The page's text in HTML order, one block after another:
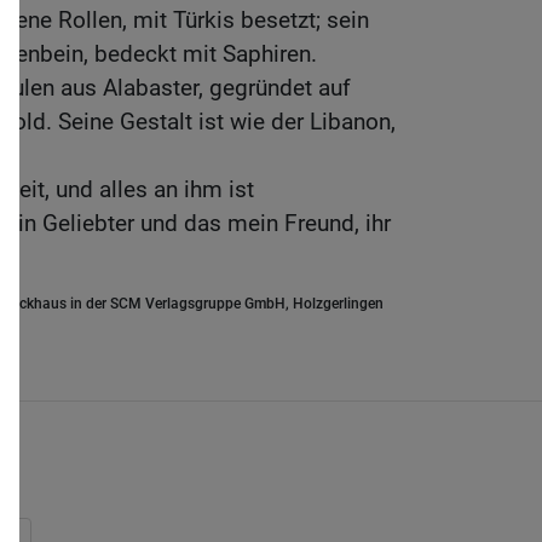
Rollen, mit Türkis besetzt; sein
bedeckt mit Saphiren.
aus Alabaster, gegründet auf
Seine Gestalt ist wie der Libanon,
und alles an ihm ist
Geliebter und das mein Freund, ihr
in der SCM Verlagsgruppe GmbH, Holzgerlingen